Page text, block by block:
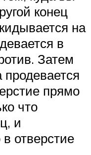
конец
на
в
Затем
прямо
что
и
отверстие